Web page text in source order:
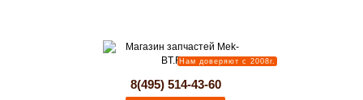
Нам доверяют с 2008г.
8(495) 514-43-60